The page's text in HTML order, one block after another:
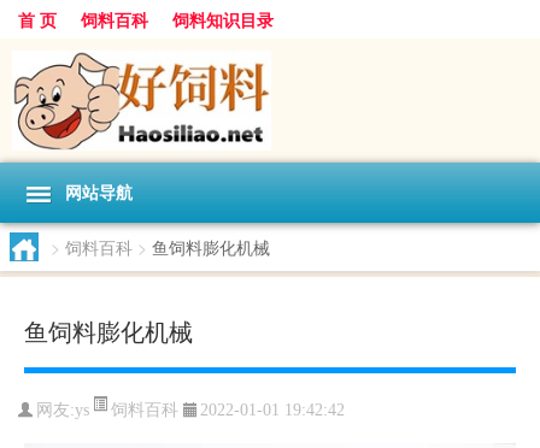
首 页 饲料百科 饲料知识目录
网站导航
> 饲料百科 > 鱼饲料膨化机械
鱼饲料膨化机械
网友:ys 饲料百科 2022-01-01 19:42:42